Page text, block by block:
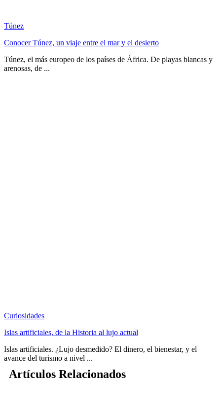
Túnez
Conocer Túnez, un viaje entre el mar y el desierto
Túnez, el más europeo de los países de África. De playas blancas y
arenosas, de ...
Curiosidades
Islas artificiales, de la Historia al lujo actual
Islas artificiales. ¿Lujo desmedido? El dinero, el bienestar, y el
avance del turismo a nivel ...
Artículos Relacionados